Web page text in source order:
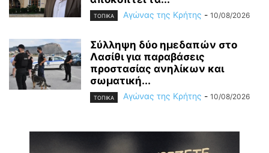
ΤΟΠΙΚΑ Αγώνας της Κρήτης - 10/08/2026
Σύλληψη δύο ημεδαπών στο
Λασίθι για παραβάσεις
προστασίας ανηλίκων και
σωματική...
ΤΟΠΙΚΑ Αγώνας της Κρήτης - 10/08/2026